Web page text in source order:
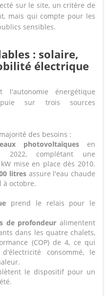
sur le site, un critère de
mais qui compte pour les
sensibles.
: solaire,
électrique
énergétique
sur trois sources
des besoins :
photovoltaïquesen
2022, complétant une
mise en place dès 2010.
litresassure l'eau chaude
octobre.
prend le relais pour le
de profondeur alimentent
dans les quatre chalets,
(COP) de 4, ce qui
consommé, le
le dispositif pour un